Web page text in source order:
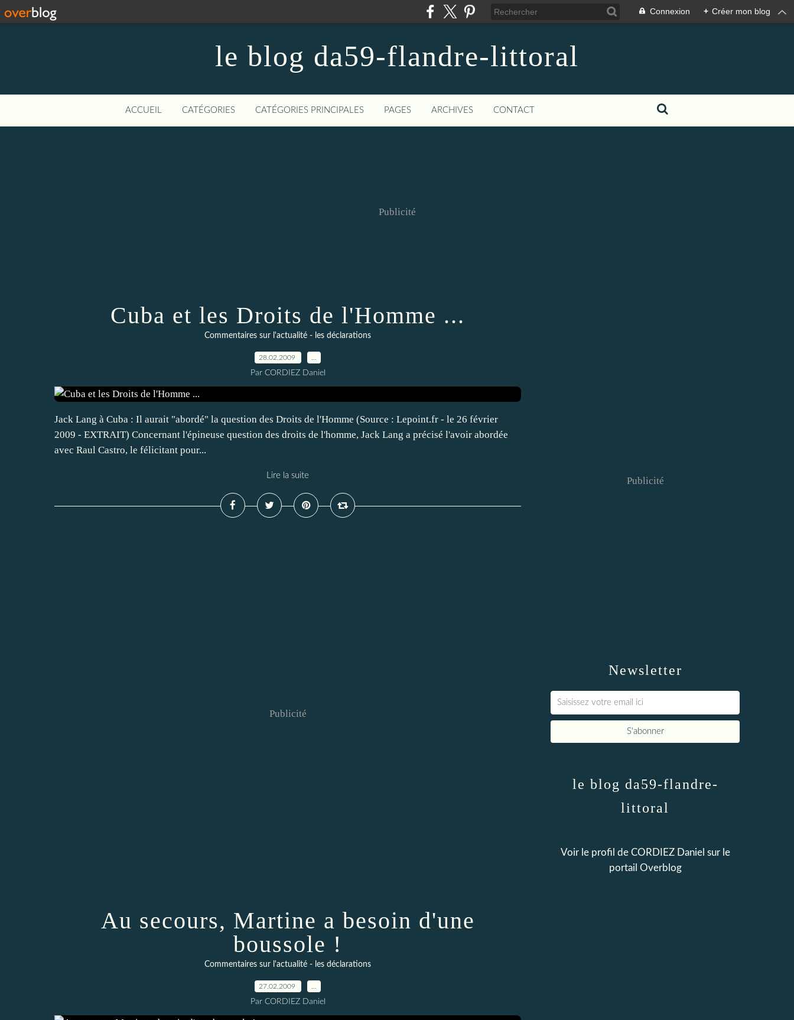
Connexion + Créer mon blog
le blog da59-flandre-littoral
ACCUEIL CATÉGORIES CATÉGORIES PRINCIPALES PAGES ARCHIVES CONTACT
Publicité
Cuba et les Droits de l'Homme ...
Commentaires sur l'actualité - les déclarations
28.02.2009
Par CORDIEZ Daniel
Jack Lang à Cuba : Il aurait "abordé" la question des Droits de l'Homme (Source : Lepoint.fr - le 26 février
2009 - EXTRAIT) Concernant l'épineuse question des droits de l'homme, Jack Lang a précisé l'avoir abordée
avec Raul Castro, le félicitant pour...
Lire la suite
Publicité
Au secours, Martine a besoin d'une
boussole !
Commentaires sur l'actualité - les déclarations
27.02.2009
Par CORDIEZ Daniel
Newsletter
Publicité
le blog da59-flandre-
littoral
Voir le profil de CORDIEZ Daniel sur le
portail Overblog